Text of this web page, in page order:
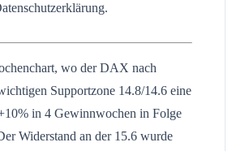
wo der DAX nach
Supportzone 14.8/14.6 eine
in 4 Gewinnwochen in Folge
Widerstand an der 15.6 wurde